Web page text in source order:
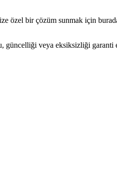
özel bir çözüm sunmak için
güncelliği veya eksiksizliği